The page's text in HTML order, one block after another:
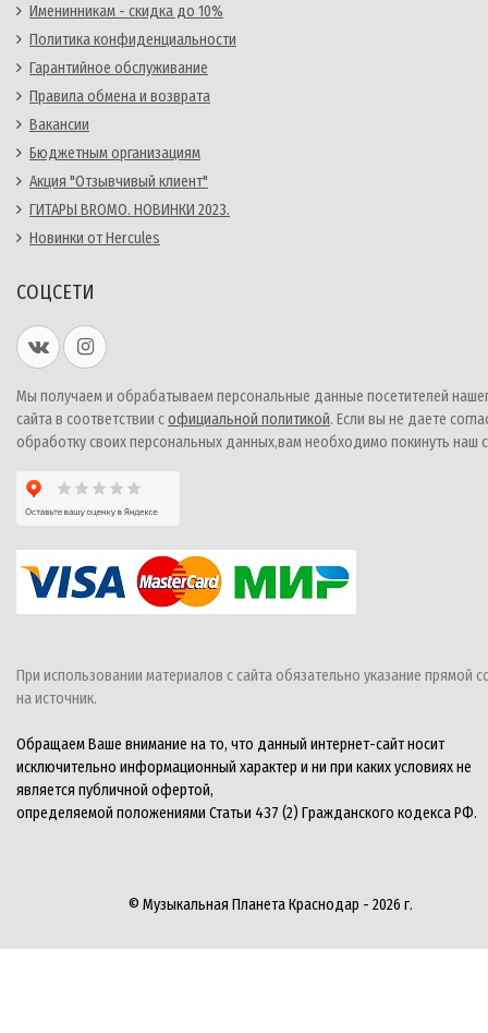
Именинникам - скидка до 10%
Политика конфиденциальности
Гарантийное обслуживание
Правила обмена и возврата
Вакансии
Бюджетным организациям
Акция "Отзывчивый клиент"
ГИТАРЫ BROMO. НОВИНКИ 2023.
Новинки от Hercules
СОЦСЕТИ
Мы получаем и обрабатываем персональные данные посетителей
сайта в соответствии софициальной политикой. Если вы не даете
обработку своих персональных данных,вам необходимо покинуть наш
При использовании материалов с сайта обязательно указание прямой
на источник.
Обращаем Ваше внимание на то, что данный интернет-сайт носит
исключительно информационный характер и ни при каких условиях не
является публичной офертой,
определяемой положениями Статьи 437 (2) Гражданского кодекса РФ.
© Музыкальная Планета Краснодар - 2026 г.